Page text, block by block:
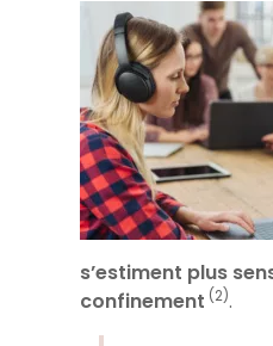
s’estiment plus
confinement (2).